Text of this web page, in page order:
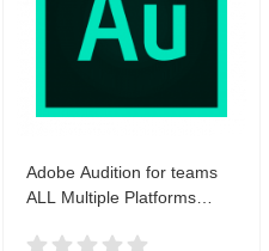
Adobe Audition for teams
ALL Multiple Platforms